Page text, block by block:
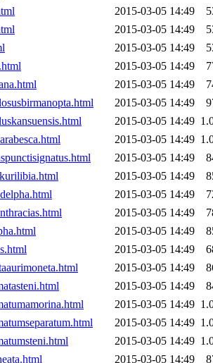
2015-03-05 14:49
2015-03-05 14:49
2015-03-05 14:49
2015-03-05 14:49
2015-03-05 14:49
2015-03-05 14:49
2015-03-05 14:49
2015-03-05 14:49
2015-03-05 14:49
2015-03-05 14:49
2015-03-05 14:49
2015-03-05 14:49
2015-03-05 14:49
2015-03-05 14:49
2015-03-05 14:49
2015-03-05 14:49
2015-03-05 14:49
2015-03-05 14:49
2015-03-05 14:49
2015-03-05 14:49